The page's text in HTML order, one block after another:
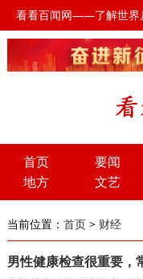
看看百闻网——了解世界
首页 要闻
地方
文艺
当前位置： 首页> 财经
男性健康检查很重要，